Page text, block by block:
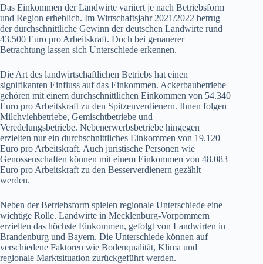
Das Einkommen der Landwirte variiert je nach Betriebsform
und Region erheblich. Im Wirtschaftsjahr 2021/2022 betrug
der durchschnittliche Gewinn der deutschen Landwirte rund
43.500 Euro pro Arbeitskraft. Doch bei genauerer
Betrachtung lassen sich Unterschiede erkennen.
Die Art des landwirtschaftlichen Betriebs hat einen
signifikanten Einfluss auf das Einkommen. Ackerbaubetriebe
gehören mit einem durchschnittlichen Einkommen von 54.340
Euro pro Arbeitskraft zu den Spitzenverdienern. Ihnen folgen
Milchviehbetriebe, Gemischtbetriebe und
Veredelungsbetriebe. Nebenerwerbsbetriebe hingegen
erzielten nur ein durchschnittliches Einkommen von 19.120
Euro pro Arbeitskraft. Auch juristische Personen wie
Genossenschaften können mit einem Einkommen von 48.083
Euro pro Arbeitskraft zu den Besserverdienern gezählt
werden.
Neben der Betriebsform spielen regionale Unterschiede eine
wichtige Rolle. Landwirte in Mecklenburg-Vorpommern
erzielten das höchste Einkommen, gefolgt von Landwirten in
Brandenburg und Bayern. Die Unterschiede können auf
verschiedene Faktoren wie Bodenqualität, Klima und
regionale Marktsituation zurückgeführt werden.